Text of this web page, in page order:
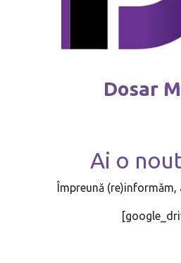
Dosar
Ai o
Împreună